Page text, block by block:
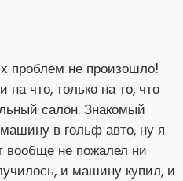
проблем не произошло!
что, только на то, что
салон. Знакомый
машину в гольф авто, ну я
вообще не пожалел ни
и машину купил, и